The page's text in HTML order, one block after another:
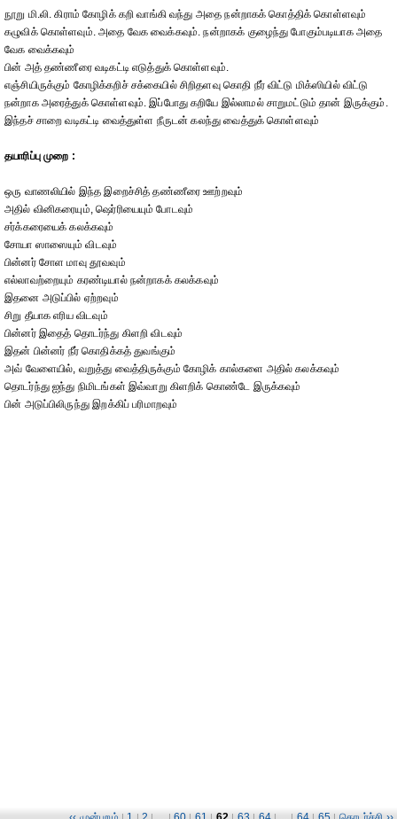
நூறு மி.லி. கிராம் கோழிக் கறி வாங்கி வந்து அதை நன்றாகக் கொத்திக் கொள்ளவும்
கழுவிக் கொள்ளவும். அதை வேக வைக்கவும். நன்றாகக் குழைந்து போகும்படியாக அதை
வேக வைக்கவும்
பின் அத் தண்ணீரை வடிகட்டி எடுத்துக் கொள்ளவும்.
எஞ்சியிருக்கும் கோழிக்கறிச் சக்கையில் சிறிதளவு கொதி நீர் விட்டு மிக்ஸியில் விட்டு
நன்றாக அரைத்துக் கொள்ளவும். இப்போது கறியே இல்லாமல் சாறுமட்டும் தான் இருக்கும்.
இந்தச் சாறை வடிகட்டி வைத்துள்ள நீருடன் கலந்து வைத்துக் கொள்ளவும்
தயாரிப்பு முறை :
ஒரு வாணலியில் இந்த இறைச்சித் தண்ணீரை ஊற்றவும்
அதில் வினிகரையும், ஷெர்ரியையும் போடவும்
சர்க்கரையைக் கலக்கவும்
சோயா ஸாஸையும் விடவும்
பின்னர் சோள மாவு தூவவும்
எல்லாவற்றையும் கரண்டியால் நன்றாகக் கலக்கவும்
இதனை அடுப்பில் ஏற்றவும்
சிறு தீயாக எரிய விடவும்
பின்னர் இதைத் தொடர்ந்து கிளறி விடவும்
இதன் பின்னர் நீர் கொதிக்கத் துவங்கும்
அவ் வேளையில், வறுத்து வைத்திருக்கும் கோழிக் கால்களை அதில் கலக்கவும்
தொடர்ந்து ஐந்து நிமிடங்கள் இவ்வாறு கிளறிக் கொண்டே இருக்கவும்
பின் அடுப்பிலிருந்து இறக்கிப் பரிமாறவும்